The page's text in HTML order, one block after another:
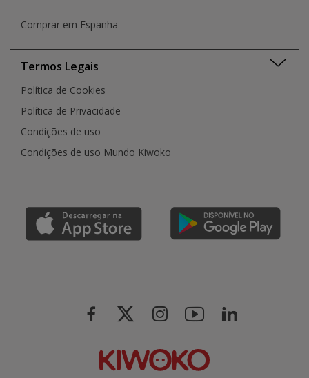
Comprar em Espanha
Termos Legais
Política de Cookies
Política de Privacidade
Condições de uso
Condições de uso Mundo Kiwoko